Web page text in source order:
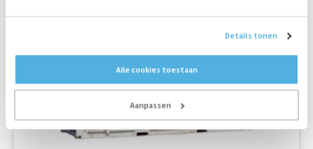
Details tonen
Alle cookies toestaan
Aanpassen